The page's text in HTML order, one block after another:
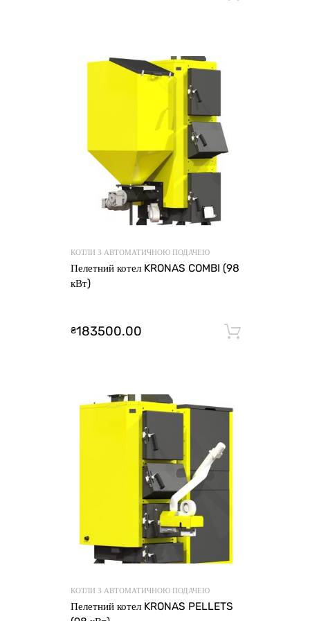
КОТЛИ З АВТОМАТИЧНОЮ ПОДАЧЕЮ
Пелетний котел KRONAS COMBI (98
кВт)
₴183500.00
КОТЛИ З АВТОМАТИЧНОЮ ПОДАЧЕЮ
Пелетний котел KRONAS PELLETS